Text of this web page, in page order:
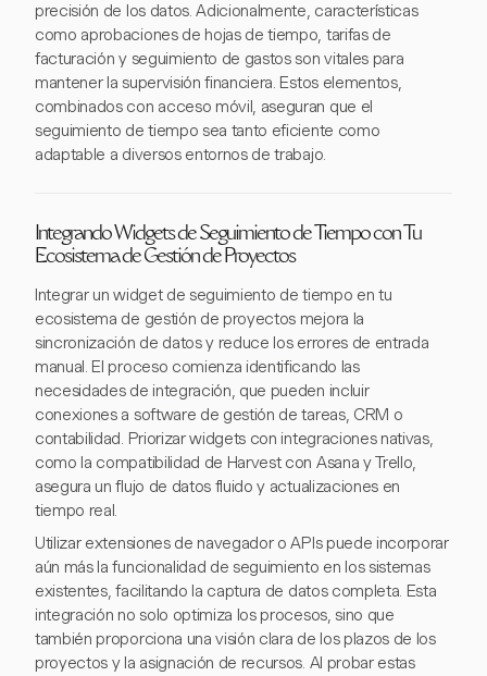
precisión de los datos. Adicionalmente, características
como aprobaciones de hojas de tiempo, tarifas de
facturación y seguimiento de gastos son vitales para
mantener la supervisión financiera. Estos elementos,
combinados con acceso móvil, aseguran que el
seguimiento de tiempo sea tanto eficiente como
adaptable a diversos entornos de trabajo.
Integrando Widgets de Seguimiento de Tiempo con Tu
Ecosistema de Gestión de Proyectos
Integrar un widget de seguimiento de tiempo en tu
ecosistema de gestión de proyectos mejora la
sincronización de datos y reduce los errores de entrada
manual. El proceso comienza identificando las
necesidades de integración, que pueden incluir
conexiones a software de gestión de tareas, CRM o
contabilidad. Priorizar widgets con integraciones nativas,
como la compatibilidad de Harvest con Asana y Trello,
asegura un flujo de datos fluido y actualizaciones en
tiempo real.
Utilizar extensiones de navegador o APIs puede incorporar
aún más la funcionalidad de seguimiento en los sistemas
existentes, facilitando la captura de datos completa. Esta
integración no solo optimiza los procesos, sino que
también proporciona una visión clara de los plazos de los
proyectos y la asignación de recursos. Al probar estas